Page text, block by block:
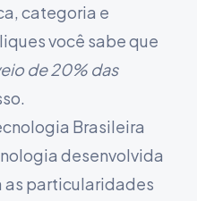
categoria e
você sabe que
de 20% das
Brasileira
desenvolvida
as particularidades